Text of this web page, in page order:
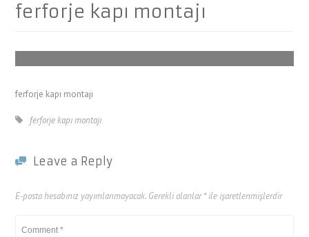
ferforje kapı montajı
ferforje kapı montajı
ferforje kapı montajı
Leave a Reply
E-posta hesabınız yayımlanmayacak. Gerekli alanlar*ile işaretlenmişlerdir